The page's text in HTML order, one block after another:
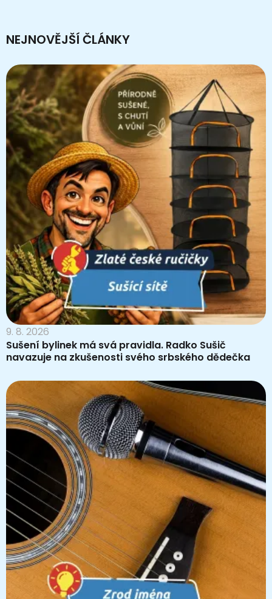
NEJNOVĚJŠÍ ČLÁNKY
9. 8. 2026
Sušení bylinek má svá pravidla. Radko Sušič
navazuje na zkušenosti svého srbského dědečka